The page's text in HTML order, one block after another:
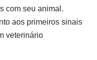
com seu animal.
aos primeiros sinais
veterinário